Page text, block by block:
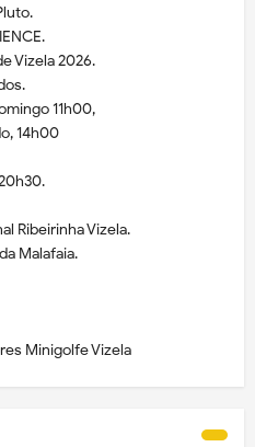
Vizela 2026.
11h00,
14h00
Ribeirinha Vizela.
Malafaia.
Minigolfe Vizela